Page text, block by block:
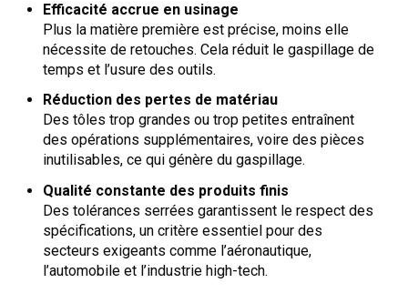
Efficacité accrue en usinage
Plus la matière première est précise, moins elle
nécessite de retouches. Cela réduit le gaspillage de
temps et l’usure des outils.
Réduction des pertes de matériau
Des tôles trop grandes ou trop petites entraînent
des opérations supplémentaires, voire des pièces
inutilisables, ce qui génère du gaspillage.
Qualité constante des produits finis
Des tolérances serrées garantissent le respect des
spécifications, un critère essentiel pour des
secteurs exigeants comme l’aéronautique,
l’automobile et l’industrie high-tech.